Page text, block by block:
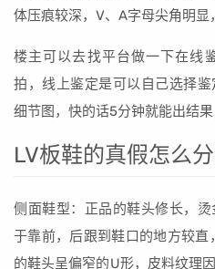
体压痕较深，V、A字母尖角明显
楼主可以去找平台做一下在线
拍，线上鉴定是可以自己选择
细节图，快的话5分钟就能出结果
LV板鞋的真假怎么
侧面鞋型：正品的鞋头修长，
于靠前，后跟到鞋口的地方较
的鞋头呈偏窄的U形，皮料纹理